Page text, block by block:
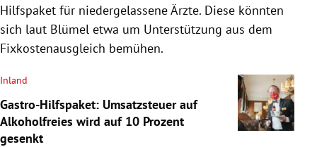
Hilfspaket für niedergelassene Ärzte. Diese könnten
sich laut Blümel etwa um Unterstützung aus dem
Fixkostenausgleich bemühen.
Inland
Gastro-Hilfspaket: Umsatzsteuer auf
Alkoholfreies wird auf 10 Prozent
gesenkt